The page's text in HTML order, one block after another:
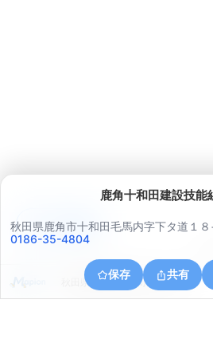
鹿角十和田建設技能
秋田県鹿角市十和田毛馬内字下タ道１８
0186-35-4804
保存 共有
秋田県鹿角郡小坂町上向上鴇
アプリで見る